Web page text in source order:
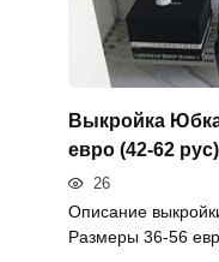
Выкройка
евро (42-62
26
Описание
Размеры 36-56